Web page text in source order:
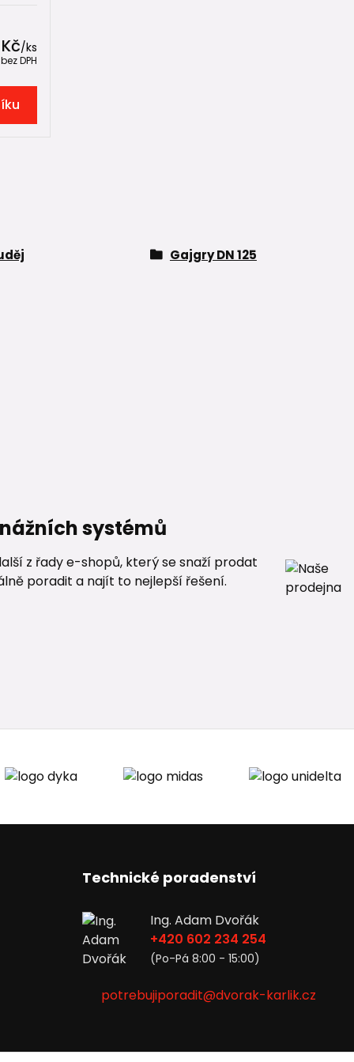
/ks
bez DPH
Gajgry DN 125
systémů
z řady e-shopů, který se snaží prodat
poradit a najít to nejlepší řešení.
Technické poradenství
Ing. Adam Dvořák
+420 602 234 254
(Po-Pá 8:00 - 15:00)
potrebujiporadit@dvorak-karlik.cz